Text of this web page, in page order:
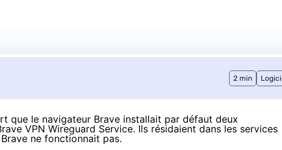
2 min
que le navigateur Brave installait par défaut deux
VPN Wireguard Service. Ils résidaient dans les services
ne fonctionnait pas.